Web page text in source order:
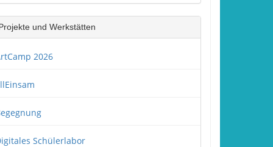
und Werkstätten
2026
Schülerlabor